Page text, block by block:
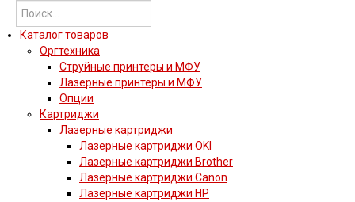
Каталог товаров
Оргтехника
Струйные принтеры и МФУ
Лазерные принтеры и МФУ
Опции
Картриджи
Лазерные картриджи
Лазерные картриджи OKI
Лазерные картриджи Brother
Лазерные картриджи Canon
Лазерные картриджи HP